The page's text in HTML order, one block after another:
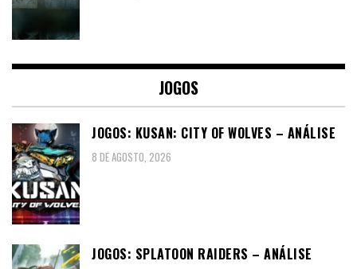
JOGOS
JOGOS: KUSAN: CITY OF WOLVES – ANÁLISE
8 DE AGOSTO, 2026
JOGOS: SPLATOON RAIDERS – ANÁLISE